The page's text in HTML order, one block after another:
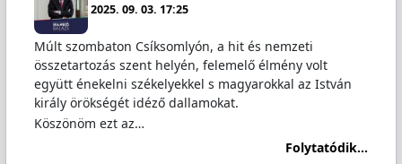
2025. 09. 03. 17:25
Múlt szombaton Csíksomlyón, a hit és nemzeti
összetartozás szent helyén, felemelő élmény volt
együtt énekelni székelyekkel s magyarokkal az István
király örökségét idéző dallamokat.
Köszönöm ezt az…
Folytatódik...